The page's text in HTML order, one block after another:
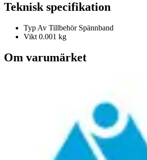
Teknisk specifikation
Typ Av TillbehörSpännband
Vikt 0.001 kg
Om varumärket